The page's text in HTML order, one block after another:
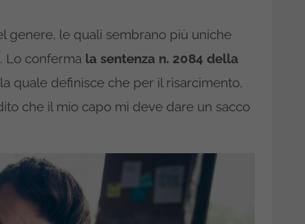
genere, le quali sembrano più uniche
Lo conferma la sentenza n. 2084 della
la quale definisce che per il risarcimento,
che il mio capo mi deve dare un sacco